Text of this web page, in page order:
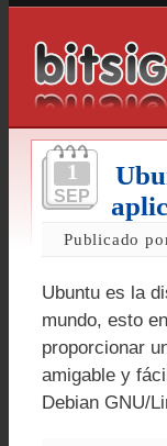
1
SEP
Publicado
Ubuntu es la
mundo, esto
proporcionar
amigable y
Debian GNU/